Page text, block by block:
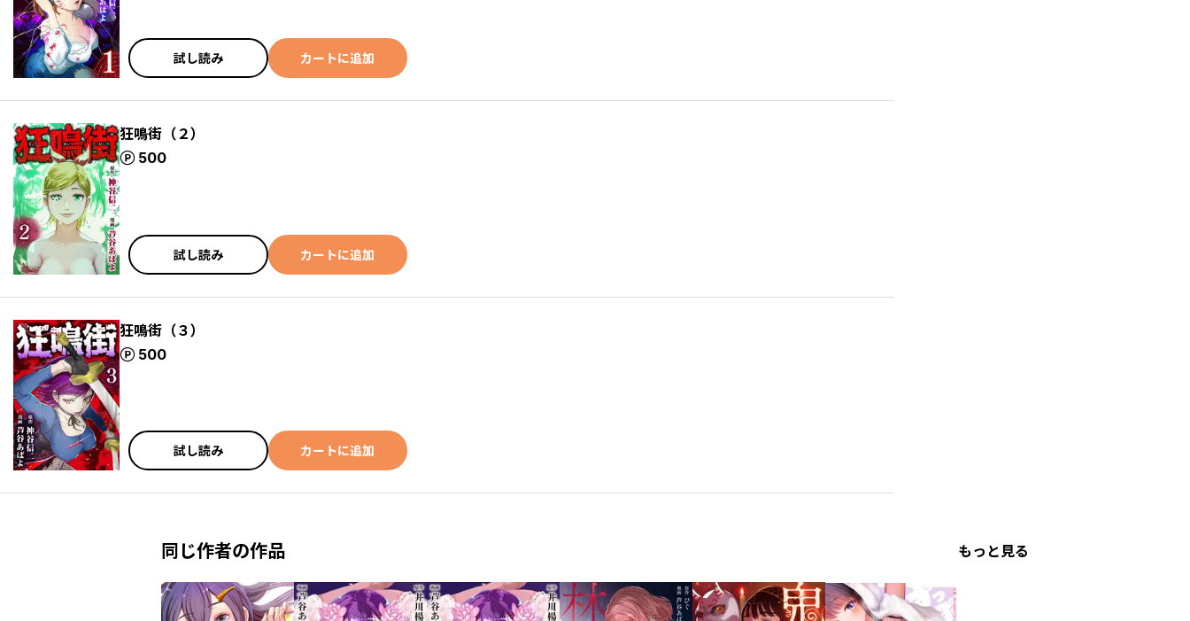
試し読み カートに追加
狂鳴街（２）
500
ポイント
試し読み カートに追加
狂鳴街（３）
500
ポイント
試し読み カートに追加
同じ作者の作品 もっと見る